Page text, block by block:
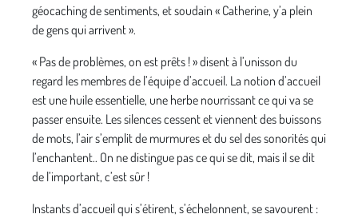
géocaching de sentiments, et soudain « Catherine, y’a plein
de gens qui arrivent ».
« Pas de problèmes, on est prêts ! » disent à l’unisson du
regard les membres de l’équipe d’accueil. La notion d’accueil
est une huile essentielle, une herbe nourrissant ce qui va se
passer ensuite. Les silences cessent et viennent des buissons
de mots, l’air s’emplit de murmures et du sel des sonorités qui
l’enchantent.. On ne distingue pas ce qui se dit, mais il se dit
de l’important, c’est sûr !
Instants d’accueil qui s’étirent, s’échelonnent, se savourent :